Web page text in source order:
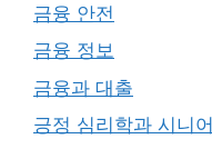
금융 안전
금융 정보
금융과 대출
긍정 심리학과 시니어